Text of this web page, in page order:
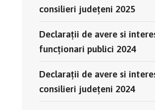
consilieri județeni 2025
Declaraţii de avere si
funcţionari publici 2024
Declaraţii de avere si
consilieri județeni 2024